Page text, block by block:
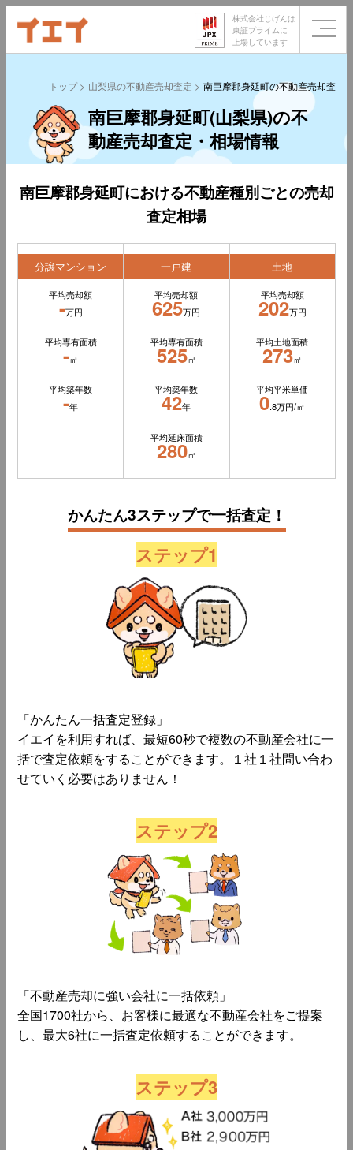
株式会社じげんは
東証プライムに
上場しています
トップ 山梨県の不動産売却査定 南巨摩郡身延町の不動産売却査定
南巨摩郡身延町(山梨県)の不
動産売却査定・相場情報
南巨摩郡身延町における不動産種別ごとの売却
査定相場
分譲マンション
平均売却額
-万円
平均専有面積
-㎡
平均築年数
-年
一戸建
平均売却額
625万円
平均専有面積
525㎡
平均築年数
42年
平均延床面積
280㎡
土地
平均売却額
202万円
平均土地面積
273㎡
平均平米単価
0.8万円/㎡
かんたん3ステップで一括査定！
ステップ1
「かんたん一括査定登録」
イエイを利用すれば、最短60秒で複数の不動産会社に一
括で査定依頼をすることができます。１社１社問い合わ
せていく必要はありません！
ステップ2
「不動産売却に強い会社に一括依頼」
全国1700社から、お客様に最適な不動産会社をご提案
し、最大6社に一括査定依頼することができます。
ステップ3